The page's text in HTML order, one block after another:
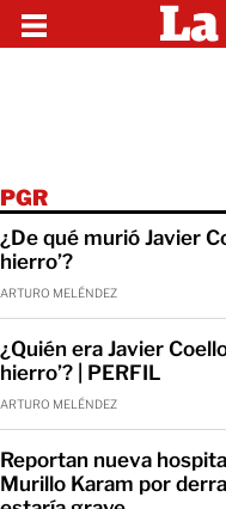
PGR
¿De qué murió Javier
hierro’?
ARTURO MELÉNDEZ
¿Quién era Javier
hierro’? | PERFIL
ARTURO MELÉNDEZ
Reportan nueva
Murillo Karam por